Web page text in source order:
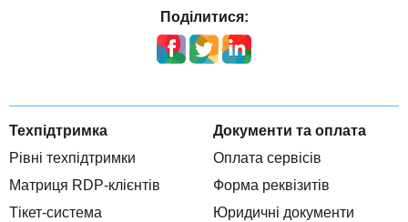
Поділитися:
Техпідтримка
Рівні техпідтримки
Матриця RDP-клієнтів
Тікет-система
Документи та оплата
Оплата сервісів
Форма реквізитів
Юридичні документи